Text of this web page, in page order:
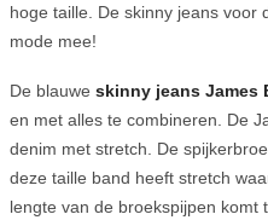
hoge taille. De skinny jeans voor
mode mee!
De blauwe skinny jeans James
en met alles te combineren. De
denim met stretch. De
deze taille band heeft stretch
lengte van de broekspijpen komt